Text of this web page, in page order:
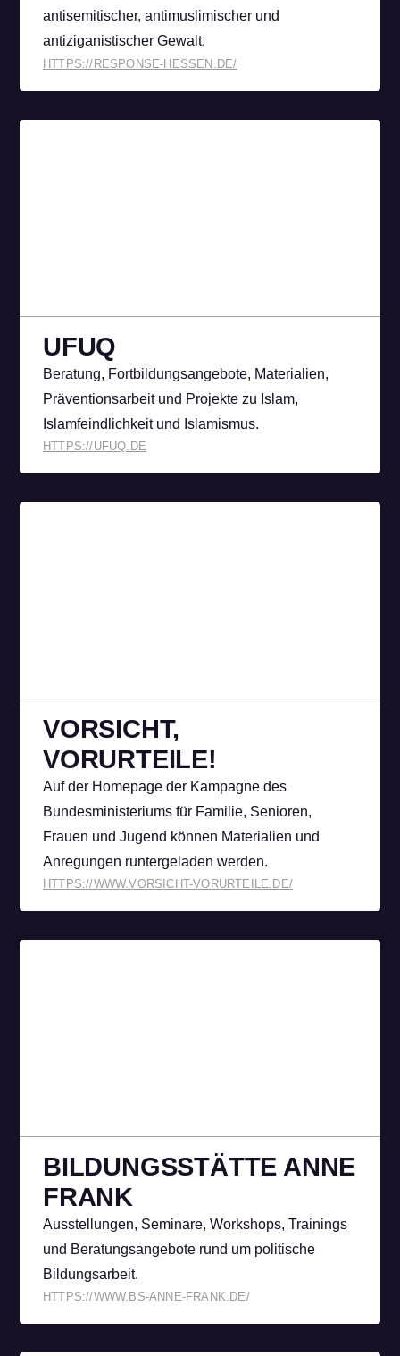
antisemitischer, antimuslimischer und
antiziganistischer Gewalt.
HTTPS://RESPONSE-HESSEN.DE/
UFUQ
Beratung, Fortbildungsangebote, Materialien,
Präventionsarbeit und Projekte zu Islam,
Islamfeindlichkeit und Islamismus.
HTTPS://UFUQ.DE
VORSICHT,
VORURTEILE!
Auf der Homepage der Kampagne des
Bundesministeriums für Familie, Senioren,
Frauen und Jugend können Materialien und
Anregungen runtergeladen werden.
HTTPS://WWW.VORSICHT-VORURTEILE.DE/
BILDUNGS­STÄTTE ANNE
FRANK
Ausstellungen, Seminare, Workshops, Trainings
und Beratungsangebote rund um politische
Bildungsarbeit.
HTTPS://WWW.BS-ANNE-FRANK.DE/